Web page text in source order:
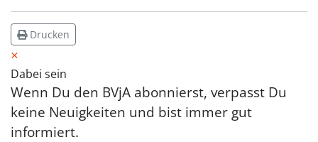
Drucken
×
Dabei sein
Wenn Du den BVjA abonnierst, verpasst Du
keine Neuigkeiten und bist immer gut
informiert.